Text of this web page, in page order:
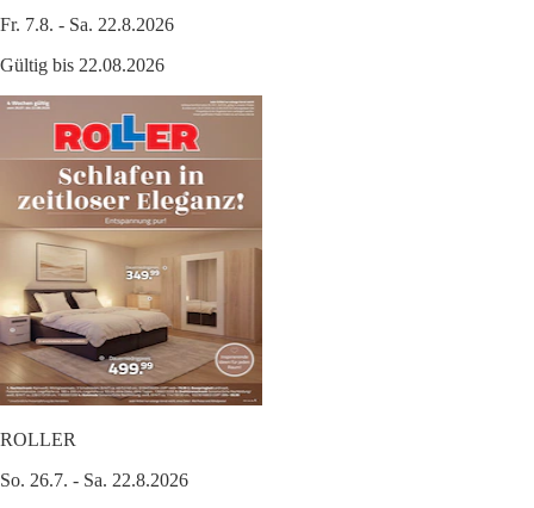
Fr. 7.8. - Sa. 22.8.2026
Gültig bis 22.08.2026
ROLLER
So. 26.7. - Sa. 22.8.2026